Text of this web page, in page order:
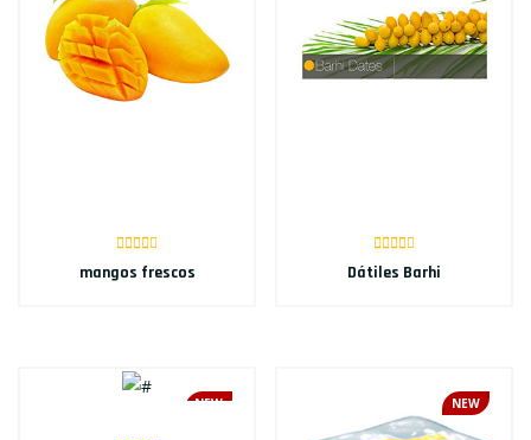
mangos frescos Dátiles Barhi
NEW NEW